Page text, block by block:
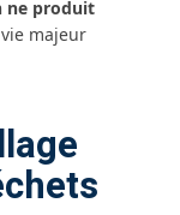
ne produit
majeur